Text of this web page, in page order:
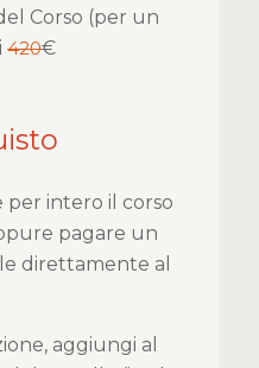
Corso (per un
420€
per intero il corso
pagare un
direttamente al
aggiungi al